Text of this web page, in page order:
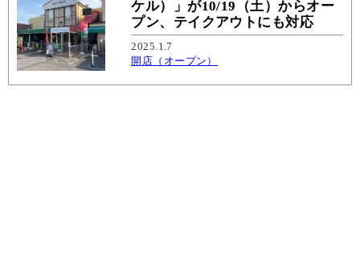
ケル）」が10/19（土）からオー
プン、テイクアウトにも対応
2025.1.7
開店（オープン）